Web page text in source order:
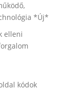
*Új*
elleni
kódok